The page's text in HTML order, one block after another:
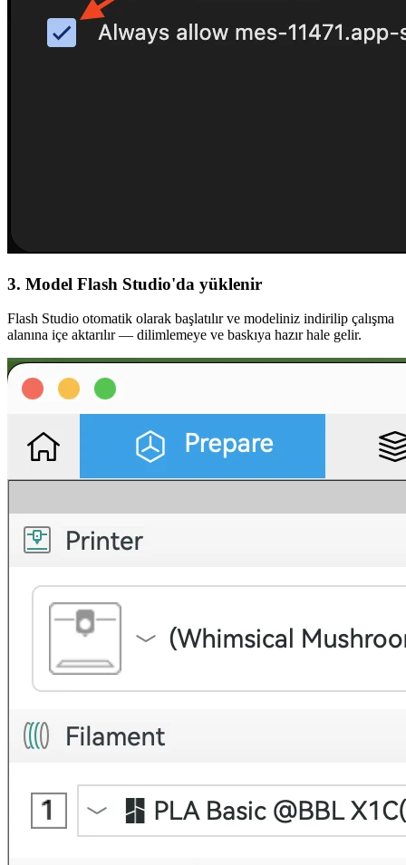
3. Model Flash Studio'da yüklenir
Flash Studio otomatik olarak başlatılır ve modeliniz indirilip çalışma
alanına içe aktarılır — dilimlemeye ve baskıya hazır hale gelir.